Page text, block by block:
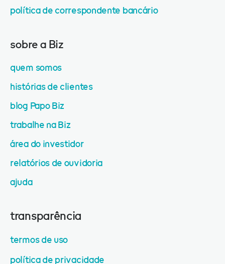
política de correspondente bancário
sobre a Biz
quem somos
histórias de clientes
blog Papo Biz
trabalhe na Biz
área do investidor
relatórios de ouvidoria
ajuda
transparência
termos de uso
política de privacidade